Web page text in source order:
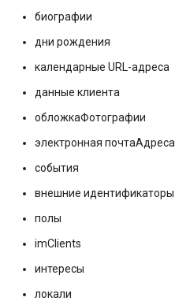
биографии
дни рождения
календарные URL-адреса
данные клиента
обложкаФотографии
электронная почтаАдреса
события
внешние идентификаторы
полы
imClients
интересы
локали